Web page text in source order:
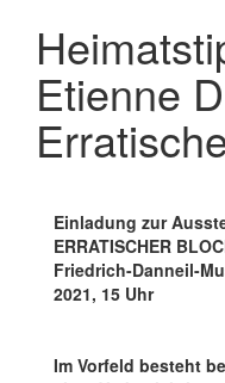
Etienne
Einladung zur
ERRATISCHER
Friedrich-Danneil-
2021, 15 Uhr
Im Vorfeld besteht